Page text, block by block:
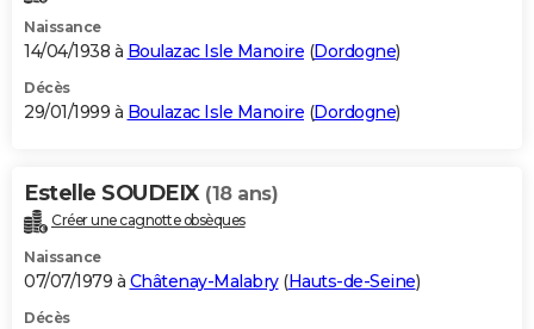
Naissance
14/04/1938 à Boulazac Isle Manoire (Dordogne)
Décès
29/01/1999 à Boulazac Isle Manoire (Dordogne)
Estelle SOUDEIX (18 ans)
Créer une cagnotte obsèques
Naissance
07/07/1979 à Châtenay-Malabry(Hauts-de-Seine)
Décès